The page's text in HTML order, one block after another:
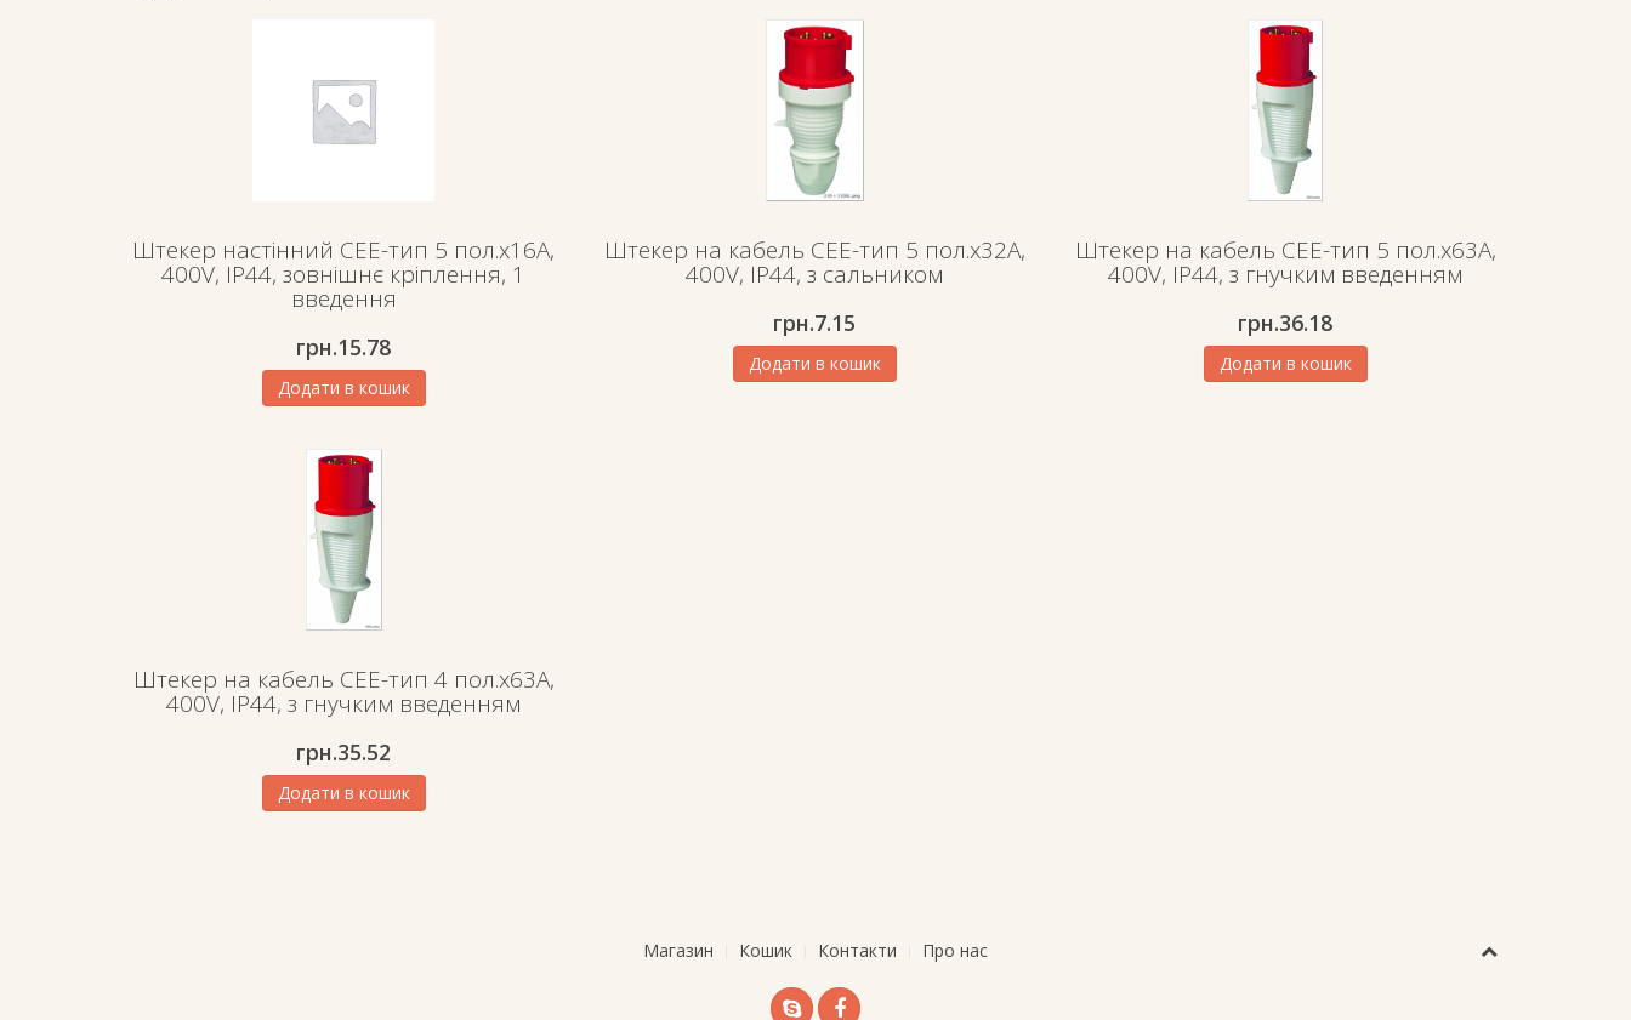
Штекер настінний СЕЕ-тип 5 пол.х16А,
400V, IP44, зовнішнє кріплення, 1
введення
грн.15.78
Додати в кошик
Штекер на кабель СЕЕ-тип 5 пол.х32А,
400V, IP44, з сальником
грн.7.15
Додати в кошик
Штекер на кабель СЕЕ-тип 5 пол.х63А,
400V, IP44, з гнучким введенням
грн.36.18
Додати в кошик
Штекер на кабель СЕЕ-тип 4 пол.х63А,
400V, IP44, з гнучким введенням
грн.35.52
Додати в кошик
Магазин Кошик Контакти Про нас